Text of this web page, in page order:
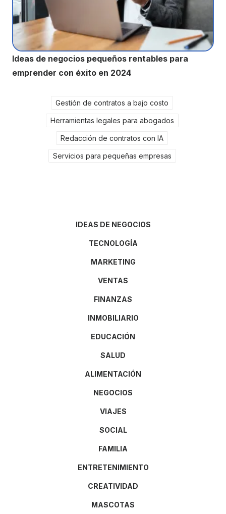
Ideas de negocios pequeños rentables para
emprender con éxito en 2024
Gestión de contratos a bajo costo
Herramientas legales para abogados
Redacción de contratos con IA
Servicios para pequeñas empresas
IDEAS DE NEGOCIOS
TECNOLOGÍA
MARKETING
VENTAS
FINANZAS
INMOBILIARIO
EDUCACIÓN
SALUD
ALIMENTACIÓN
NEGOCIOS
VIAJES
SOCIAL
FAMILIA
ENTRETENIMIENTO
CREATIVIDAD
MASCOTAS